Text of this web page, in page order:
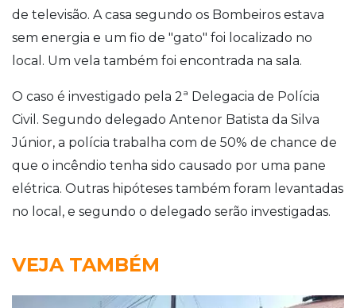
de televisão. A casa segundo os Bombeiros estava
sem energia e um fio de "gato" foi localizado no
local. Um vela também foi encontrada na sala.
O caso é investigado pela 2ª Delegacia de Polícia
Civil. Segundo delegado Antenor Batista da Silva
Júnior, a polícia trabalha com de 50% de chance de
que o incêndio tenha sido causado por uma pane
elétrica. Outras hipóteses também foram levantadas
no local, e segundo o delegado serão investigadas.
VEJA TAMBÉM